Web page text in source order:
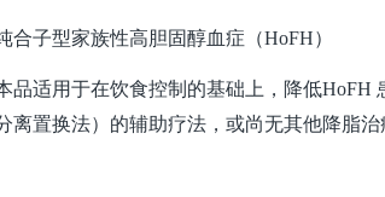
合子型家族性高胆固醇血症（HoFH）
品适用于在饮食控制的基础上，降低
离置换法）的辅助疗法，或尚无其他降脂